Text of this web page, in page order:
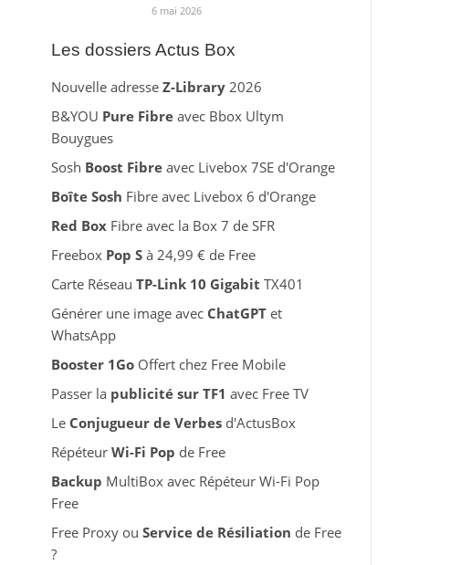
6 mai 2026
Les dossiers Actus Box
Nouvelle adresse Z-Library2026
B&YOU Pure Fibreavec Bbox Ultym
Bouygues
Sosh Boost Fibreavec Livebox 7SE d'Orange
Boîte Sosh Fibre avec Livebox 6 d'Orange
Red BoxFibre avec la Box 7 de SFR
Freebox Pop Sà 24,99 € de Free
Carte Réseau TP-Link 10 Gigabit TX401
Générer une image avec ChatGPTet
WhatsApp
Booster 1GoOffert chez Free Mobile
Passer la publicité sur TF1 avec Free TV
Le Conjugueur de Verbesd'ActusBox
Répéteur Wi-Fi Pop de Free
Backup MultiBox avec Répéteur Wi-Fi Pop
Free
Free Proxy ou Service de Résiliation de Free
?